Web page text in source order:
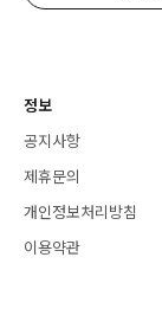
정보
공지사항
제휴문의
개인정보처리방침
이용약관